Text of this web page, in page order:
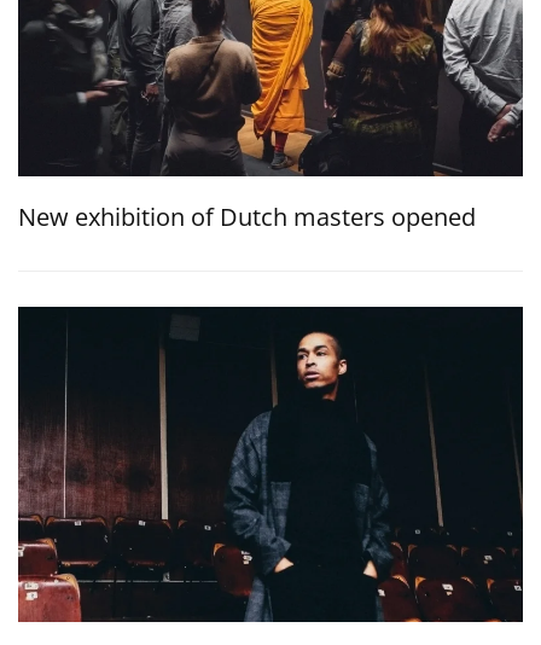
New exhibition of Dutch masters opened